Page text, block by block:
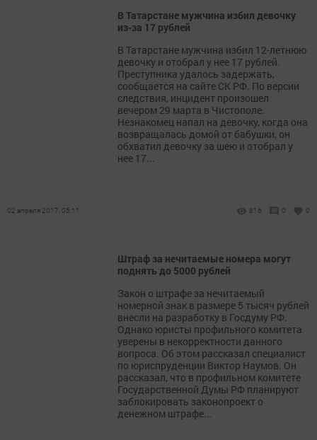
В Татарстане мужчина избил девочку
из-за 17 рублей
В Татарстане мужчина избил 12-летнюю
девочку и отобрал у нее 17 рублей.
Преступника удалось задержать,
сообщается на сайте СК РФ. По версии
следствия, инцидент произошел
вечером 29 марта в Чистополе.
Незнакомец напал на девочку, когда она
возвращалась домой от бабушки, он
обхватил девочку за шею и отобрал у
нее 17...
02 апреля 2017, 05:11 816 0 0
Штраф за нечитаемые номера могут
поднять до 5000 рублей
Закон о штрафе за нечитаемый
номерной знак в размере 5 тысяч рублей
внесли на разработку в Госдуму РФ.
Однако юристы профильного комитета
уверены в некорректности данного
вопроса. Об этом рассказал специалист
по юриспруденции Виктор Наумов. Он
рассказал, что в профильном комитете
Государственной Думы РФ планируют
заблокировать законопроект о
денежном штрафе...